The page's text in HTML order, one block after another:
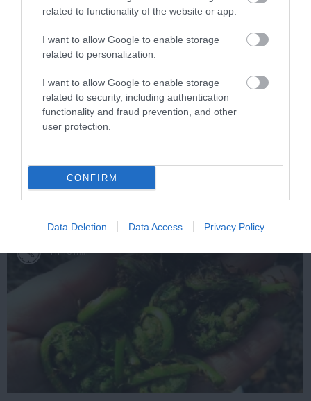
related to functionality of the website or app.
I want to allow Google to enable storage
related to personalization.
I want to allow Google to enable storage
related to security, including authentication
functionality and fraud prevention, and other
user protection.
CONFIRM
Data Deletion Data Access Privacy Policy
One Teaspoon And All The Worms In The Body
4 h 10 min